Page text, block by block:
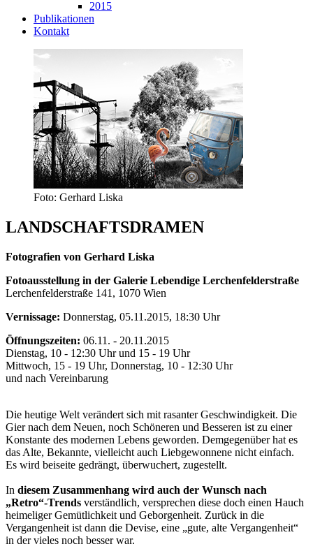
2015
Publikationen
Kontakt
Foto: Gerhard Liska
LANDSCHAFTSDRAMEN
Fotografien von Gerhard Liska
Fotoausstellung in der Galerie Lebendige Lerchenfelderstraße
Lerchenfelderstraße 141, 1070 Wien
Vernissage: Donnerstag, 05.11.2015, 18:30 Uhr
Öffnungszeiten: 06.11. - 20.11.2015
Dienstag, 10 - 12:30 Uhr und 15 - 19 Uhr
Mittwoch, 15 - 19 Uhr, Donnerstag, 10 - 12:30 Uhr
und nach Vereinbarung
Die heutige Welt verändert sich mit rasanter Geschwindigkeit. Die
Gier nach dem Neuen, noch Schöneren und Besseren ist zu einer
Konstante des modernen Lebens geworden. Demgegenüber hat es
das Alte, Bekannte, vielleicht auch Liebgewonnene nicht einfach.
Es wird beiseite gedrängt, überwuchert, zugestellt.
In diesem Zusammenhang wird auch der Wunsch nach
„Retro“-Trends verständlich, versprechen diese doch einen Hauch
heimeliger Gemütlichkeit und Geborgenheit. Zurück in die
Vergangenheit ist dann die Devise, eine „gute, alte Vergangenheit“
in der vieles noch besser war.